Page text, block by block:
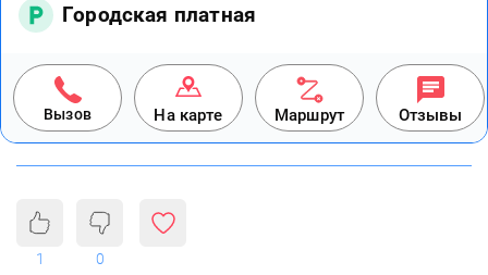
Городская платная
Вызов На карте Маршрут Отзывы
1 0